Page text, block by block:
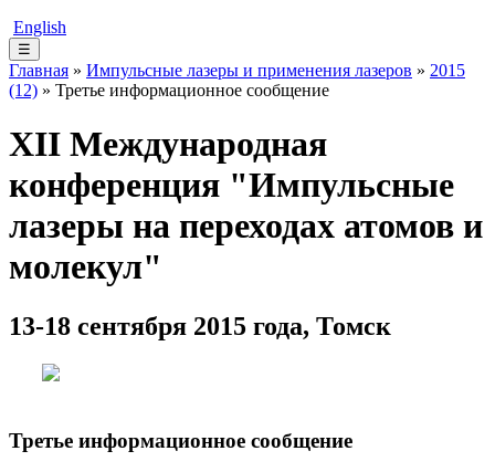
English
☰
Главная » Импульсные лазеры и применения лазеров » 2015
(12) » Третье информационное сообщение
XII Международная
конференция "Импульсные
лазеры на переходах атомов и
молекул"
13-18 сентября 2015 года, Томск
Третье информационное сообщение